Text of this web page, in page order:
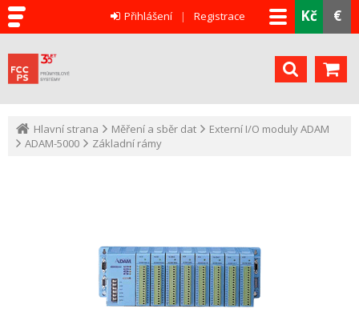
Kč €
Přihlášení Registrace
Hlavní strana Měření a sběr dat
Externí I/O moduly ADAM
ADAM-5000
Základní rámy